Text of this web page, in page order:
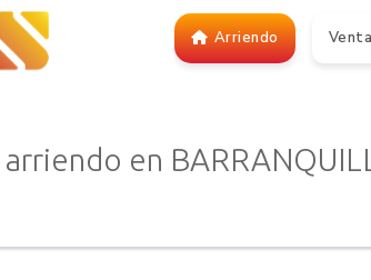
Arriendo Venta
arriendo en